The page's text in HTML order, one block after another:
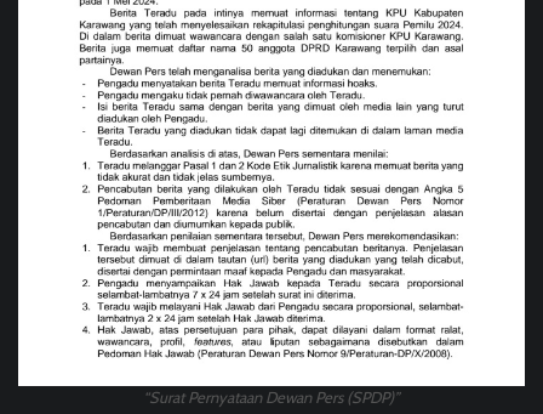
“Surat Pernyataan Dewan Pers (SPDP)”